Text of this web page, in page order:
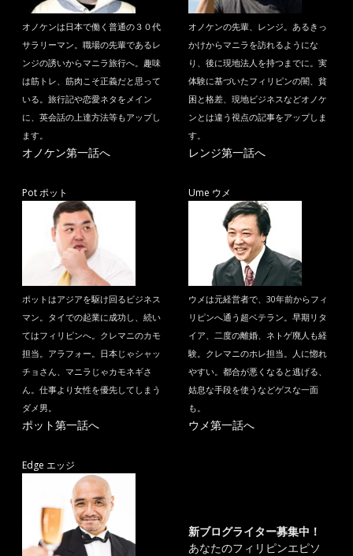
オノケンは日本で働く普通の３０代
サラリーマン。職場の先輩であるレ
ンジの誘いからマニラ旅行へ。趣味
は筋トレ、筋肉こそ正義だと思って
いる。旅行記や恋愛ネタをメイン
に、英会話の上達方法等もアップし
ます。
オノケン第一話へ
オノケンの先輩、レンジ。あるきっ
かけからマニラを訪れるようにな
り、後に現地法人を持つまでに。実
体験に基づいたフィリピンの闇、貧
困と格差、現地ビジネスなどオノケ
ンとは違う視点の記事をアップしま
す。
レンジ第一話へ
Pot ポット
ポットはアジアを駆け回るビジネス
マン。タイでの起業に成功し、続い
てはフィリピンへ。クレマニのカモ
担当。アラフォー。日本じゃシャッ
チョさん、マニラじゃカモネギさ
ん。仕事より女性を優先してしまう
ダメ男。
ポット第一話へ
Ume ウメ
ウメは元経営者で、30年前からフィ
リピンへ通う超ベテラン。早期リタ
イア、二度の離婚、ネトゲ廃人も経
験。クレマニのホレ担当。人に惚れ
やすい。都合が悪くなると逃げる、
姑息な手段を使うなどゲスな一面
も。
ウメ第一話へ
Edge エッジ
新ブログライター募集中！
あなたのフィリピンエピソ